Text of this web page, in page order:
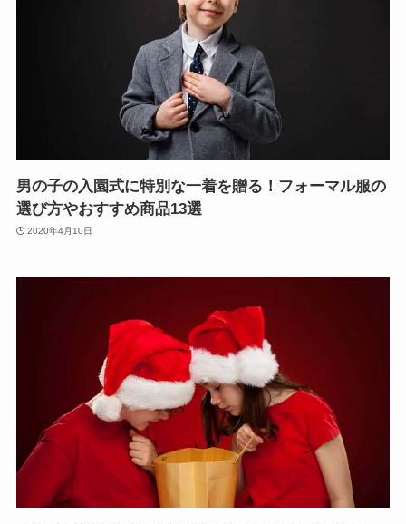
男の子の入園式に特別な一着を贈る！フォーマル服の
選び方やおすすめ商品13選
2020年4月10日